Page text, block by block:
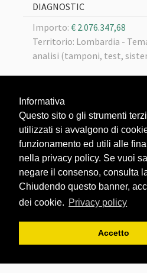
Informativa
Questo sito o gli strumenti
utilizzati si avvalgono di
funzionamento ed utili alle
nella privacy policy. Se vuoi
negare il consenso, consulta
Chiudendo questo banner,
dei cookie. Privacy policy
Accetto
DIAGNOSTIC
Importo: € 2.076.347,68
Territorio: Lombardia -
analisi (tamponi, test,
LOTTO 102 MASCHERINE
CAMICI ECLETTICA
Importo:€ 10.370.000
Territorio: Lombardia -
protezioni
22/02/2020
LOTTO116 MASCHERINE
Importo:€ 2.300.000
Territorio: Lombardia -